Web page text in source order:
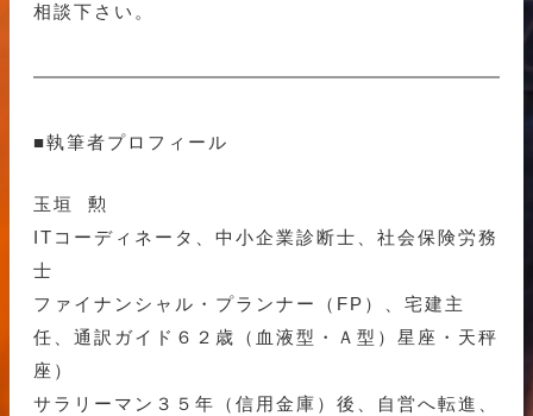
相談下さい。
■執筆者プロフィール
玉垣 勲
ITコーディネータ、中小企業診断士、社会保険労務
士
ファイナンシャル・プランナー（FP）、宅建主
任、通訳ガイド６２歳（血液型・Ａ型）星座・天秤
座）
サラリーマン３５年（信用金庫）後、自営へ転進、